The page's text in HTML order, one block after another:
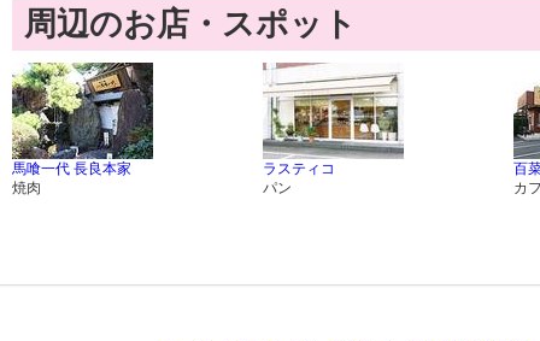
周辺のお店・スポット
馬喰一代 長良本家
焼肉
ラスティコ
パン
百
カ